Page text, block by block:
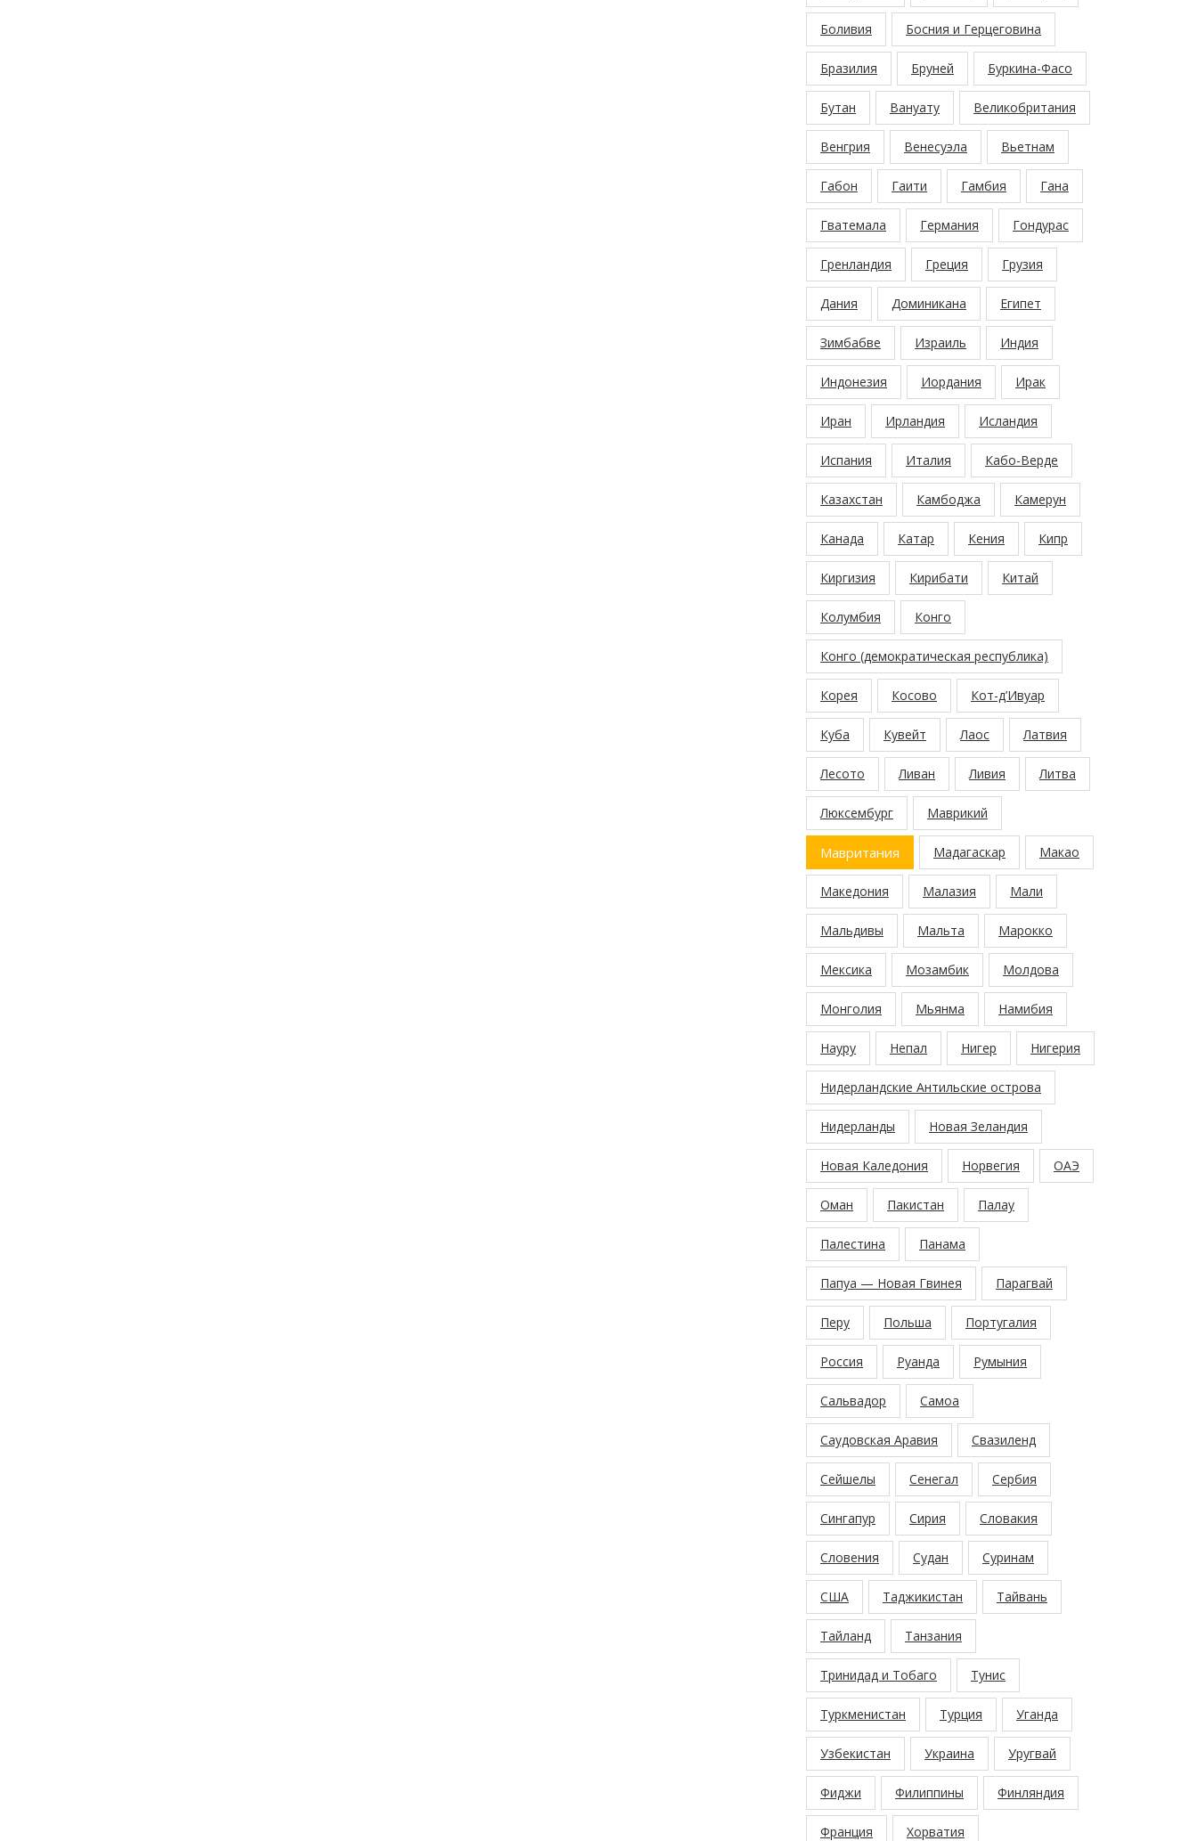
Боливия Босния и Герцеговина
Бразилия Бруней Буркина-Фасо
Бутан Вануату Великобритания
Венгрия Венесуэла Вьетнам
Габон Гаити Гамбия Гана
Гватемала Германия Гондурас
Гренландия Греция Грузия
Дания Доминикана Египет
Зимбабве Израиль Индия
Индонезия Иордания Ирак
Иран Ирландия Исландия
Испания Италия Кабо-Верде
Казахстан Камбоджа Камерун
Канада Катар Кения Кипр
Киргизия Кирибати Китай
Колумбия Конго
Конго (демократическая республика)
Корея Косово Кот-д’Ивуар
Куба Кувейт Лаос Латвия
Лесото Ливан Ливия Литва
Люксембург Маврикий
Мавритания Мадагаскар Макао
Македония Малазия Мали
Мальдивы Мальта Марокко
Мексика Мозамбик Молдова
Монголия Мьянма Намибия
Науру Непал Нигер Нигерия
Нидерландские Антильские острова
Нидерланды Новая Зеландия
Новая Каледония Норвегия ОАЭ
Оман Пакистан Палау
Палестина Панама
Папуа — Новая Гвинея Парагвай
Перу Польша Португалия
Россия Руанда Румыния
Сальвадор Самоа
Саудовская Аравия Свазиленд
Сейшелы Сенегал Сербия
Сингапур Сирия Словакия
Словения Судан Суринам
США Таджикистан Тайвань
Тайланд Танзания
Тринидад и Тобаго Тунис
Туркменистан Турция Уганда
Узбекистан Украина Уругвай
Фиджи Филиппины Финляндия
Франция Хорватия